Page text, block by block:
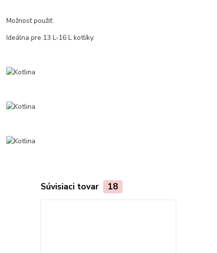
Možnosť použiť:
Ideálna pre 13 L-16 L kotlíky.
Súvisiaci tovar 18